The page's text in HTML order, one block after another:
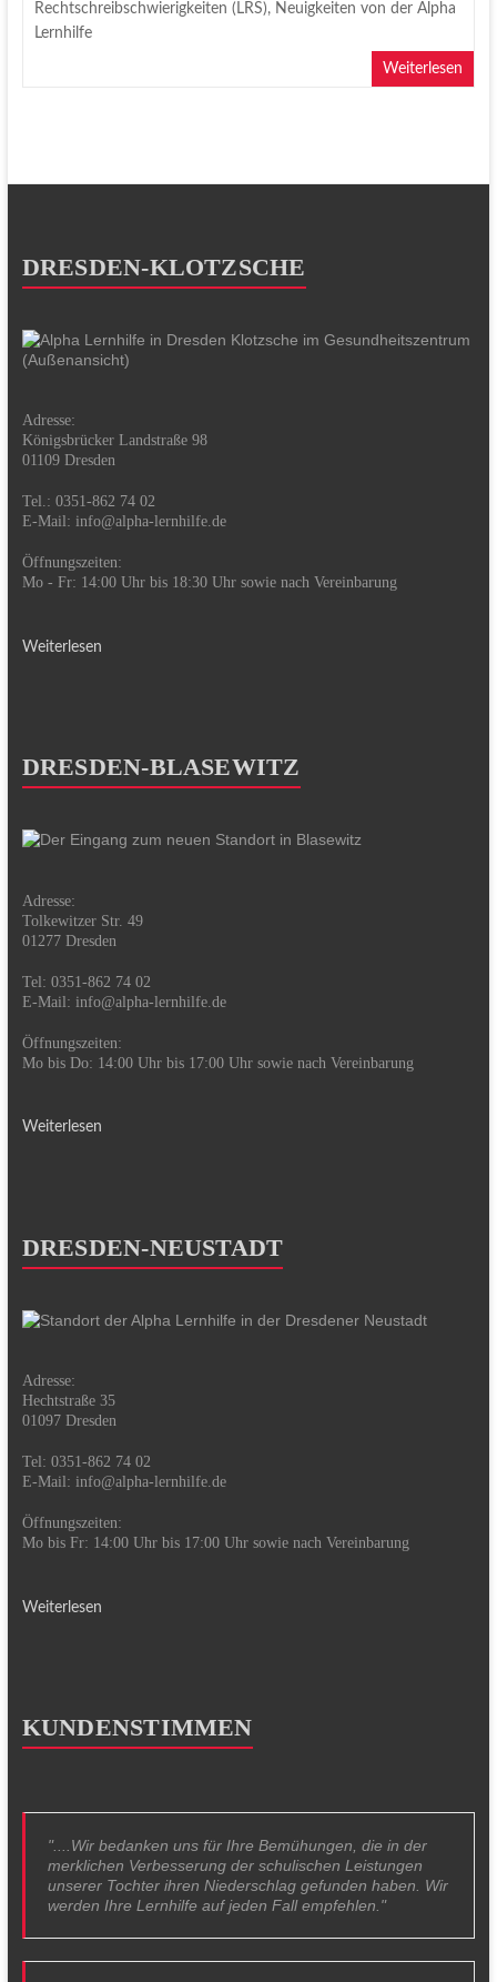
Rechtschreibschwierigkeiten (LRS), Neuigkeiten von der Alpha
Lernhilfe
Weiterlesen
DRESDEN-KLOTZSCHE
Adresse:
Königsbrücker Landstraße 98
01109 Dresden
Tel.: 0351-862 74 02
E-Mail: info@alpha-lernhilfe.de
Öffnungszeiten:
Mo - Fr: 14:00 Uhr bis 18:30 Uhr sowie nach Vereinbarung
Weiterlesen
DRESDEN-BLASEWITZ
Adresse:
Tolkewitzer Str. 49
01277 Dresden
Tel: 0351-862 74 02
E-Mail: info@alpha-lernhilfe.de
Öffnungszeiten:
Mo bis Do: 14:00 Uhr bis 17:00 Uhr sowie nach Vereinbarung
Weiterlesen
DRESDEN-NEUSTADT
Adresse:
Hechtstraße 35
01097 Dresden
Tel: 0351-862 74 02
E-Mail: info@alpha-lernhilfe.de
Öffnungszeiten:
Mo bis Fr: 14:00 Uhr bis 17:00 Uhr sowie nach Vereinbarung
Weiterlesen
KUNDENSTIMMEN
"....Wir bedanken uns für Ihre Bemühungen, die in der
merklichen Verbesserung der schulischen Leistungen
unserer Tochter ihren Niederschlag gefunden haben. Wir
werden Ihre Lernhilfe auf jeden Fall empfehlen."